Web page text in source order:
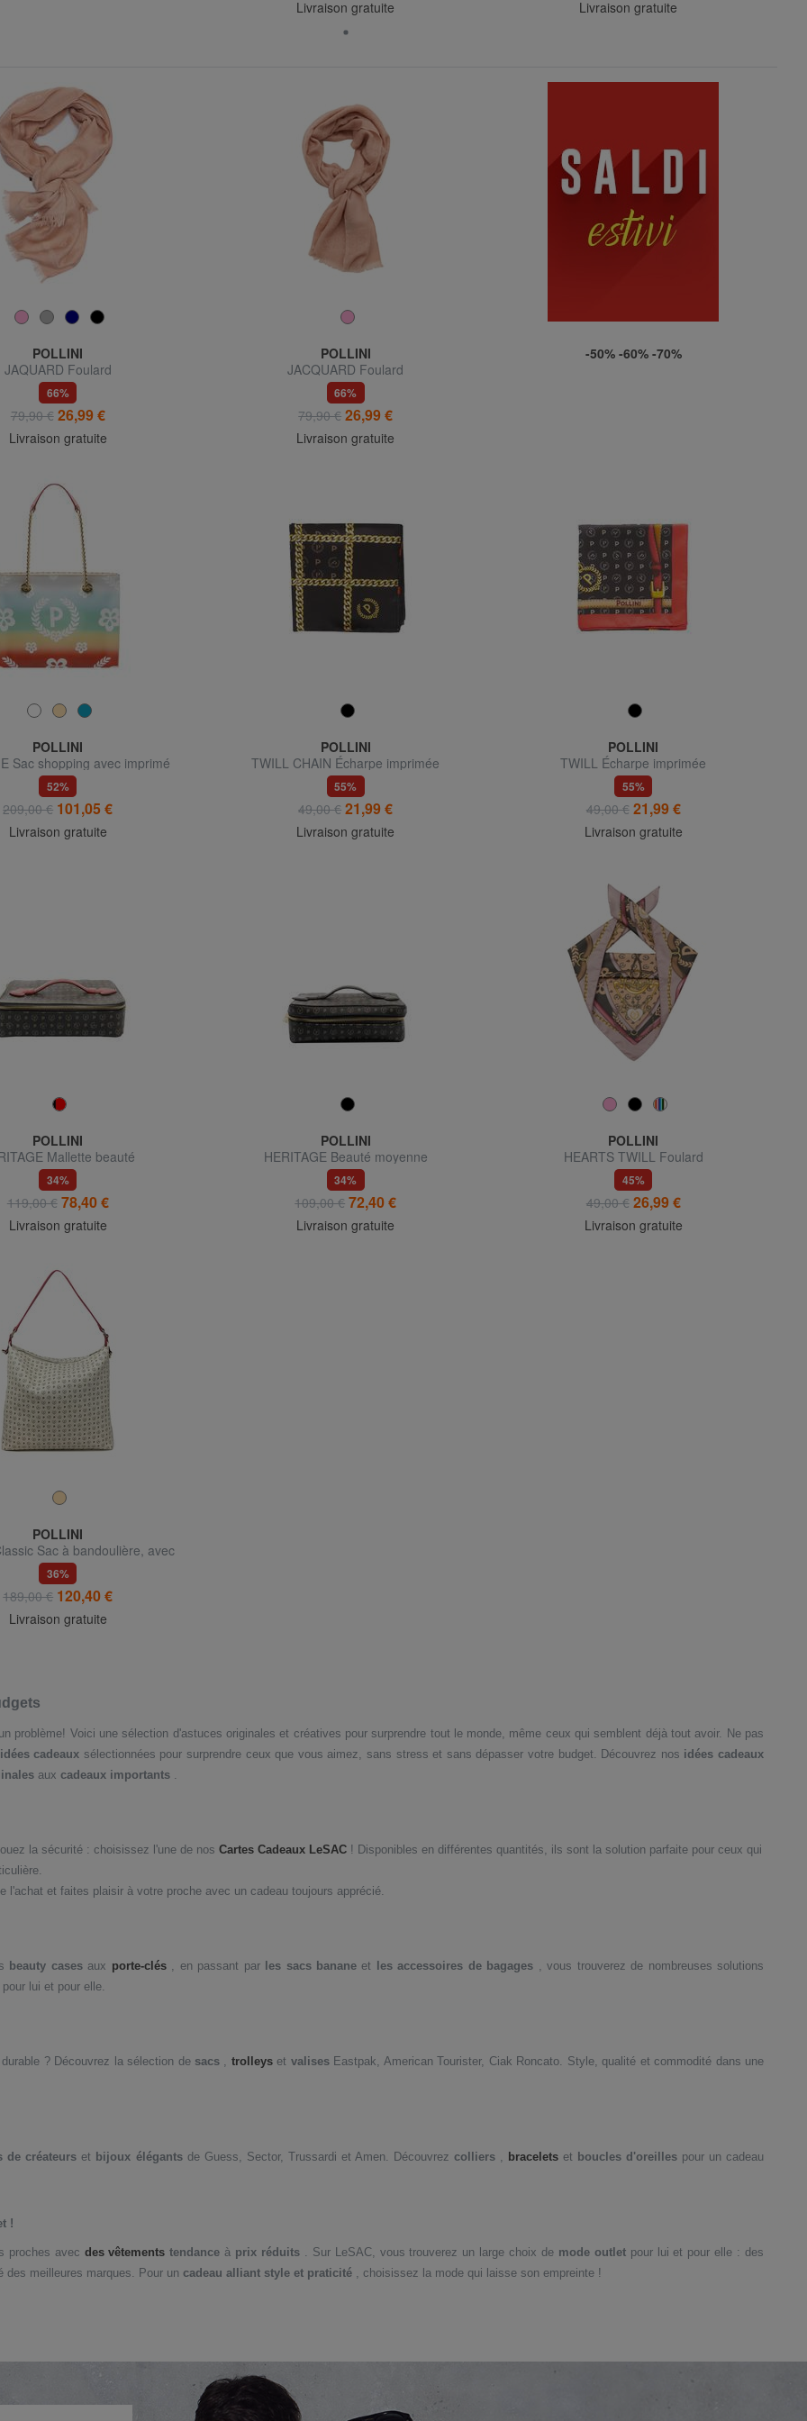
Livraison gratuite Livraison gratuite
POLLINI
JAQUARD Foulard
66%
79,90 € 26,99 €
Livraison gratuite
POLLINI
JACQUARD Foulard
66%
79,90 € 26,99 €
Livraison gratuite
-50% -60% -70%
POLLINI
Sac shopping avec imprimé
intégral
52%
209,00 € 101,05 €
Livraison gratuite
POLLINI
TWILL CHAIN Écharpe imprimée
55%
49,00 € 21,99 €
Livraison gratuite
POLLINI
TWILL Écharpe imprimée
55%
49,00 € 21,99 €
Livraison gratuite
POLLINI
Mallette beauté
34%
119,00 € 78,40 €
Livraison gratuite
POLLINI
HERITAGE Beauté moyenne
34%
109,00 € 72,40 €
Livraison gratuite
POLLINI
HEARTS TWILL Foulard
45%
49,00 € 26,99 €
Livraison gratuite
POLLINI
Sac à bandoulière, avec
bandoulière
36%
189,00 € 120,40 €
Livraison gratuite
problème! Voici une sélection d'astuces originales et créatives pour surprendre tout le monde, même ceux qui semblent déjà tout avoir.
Ne pas
idées cadeaux sélectionnées pour surprendre ceux que vous aimez, sans stress et sans dépasser votre budget. Découvrez nos idées cadeaux
aux cadeaux importants
la sécurité : choisissez l'une de nos Cartes Cadeaux LeSAC ! Disponibles en différentes quantités, ils sont la solution parfaite pour ceux qui
et faites plaisir à votre proche avec un cadeau toujours apprécié.
beauty casesaux porte-clés, en passant par les sacs banane et les accessoires de bagages , vous trouverez de nombreuses solutions
lui et pour elle.
? Découvrez la sélection de sacs trolleyset valisesEastpak, American Tourister, Ciak Roncato. Style, qualité et commodité dans une
de créateurs et bijoux élégantsde Guess, Sector, Trussardi et Amen. Découvrez colliers, braceletset boucles d'oreilles pour un cadeau
!
proches avec des vêtements tendance à prix réduits . Sur LeSAC, vous trouverez un large choix de mode outletpour lui et pour elle : des
meilleures marques. Pour un cadeau alliant style et praticité , choisissez la mode qui laisse son empreinte !